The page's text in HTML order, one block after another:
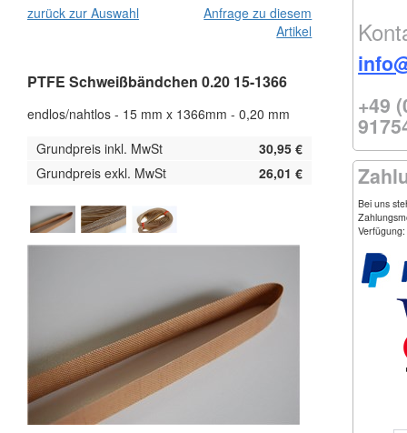
zurück zur Auswahl
Anfrage zu diesem
Artikel
PTFE Schweißbändchen 0.20 15-1366
endlos/nahtlos - 15 mm x 1366mm - 0,20 mm
Grundpreis inkl. MwSt
30,95 €
Grundpreis exkl. MwSt
26,01 €
+49
Bei uns
Verfügung: